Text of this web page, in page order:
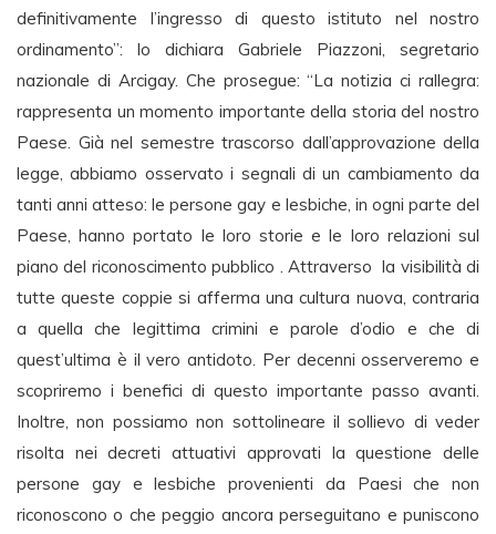
definitivamente l’ingresso di questo istituto nel nostro
ordinamento”: lo dichiara Gabriele Piazzoni, segretario
nazionale di Arcigay. Che prosegue: “La notizia ci rallegra:
rappresenta un momento importante della storia del nostro
Paese. Già nel semestre trascorso dall’approvazione della
legge, abbiamo osservato i segnali di un cambiamento da
tanti anni atteso: le persone gay e lesbiche, in ogni parte del
Paese, hanno portato le loro storie e le loro relazioni sul
piano del riconoscimento pubblico . Attraverso la visibilità di
tutte queste coppie si afferma una cultura nuova, contraria
a quella che legittima crimini e parole d’odio e che di
quest’ultima è il vero antidoto. Per decenni osserveremo e
scopriremo i benefici di questo importante passo avanti.
Inoltre, non possiamo non sottolineare il sollievo di veder
risolta nei decreti attuativi approvati la questione delle
persone gay e lesbiche provenienti da Paesi che non
riconoscono o che peggio ancora perseguitano e puniscono